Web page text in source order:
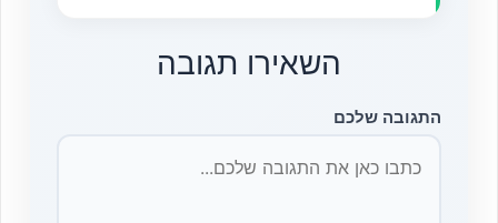
השאירו תגובה
התגובה שלכם